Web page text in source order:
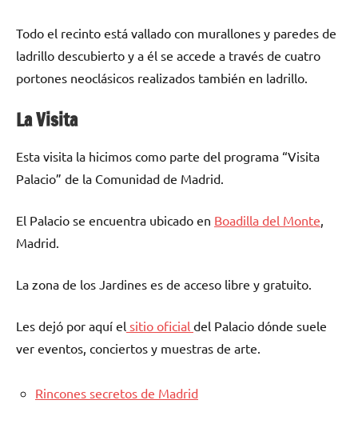
Todo el recinto está vallado con murallones y paredes de
ladrillo descubierto y a él se accede a través de cuatro
portones neoclásicos realizados también en ladrillo.
La Visita
Esta visita la hicimos como parte del programa “Visita
Palacio” de la Comunidad de Madrid.
El Palacio se encuentra ubicado en Boadilla del Monte,
Madrid.
La zona de los Jardines es de acceso libre y gratuito.
Les dejó por aquí el sitio oficial del Palacio dónde suele
ver eventos, conciertos y muestras de arte.
Rincones secretos de Madrid